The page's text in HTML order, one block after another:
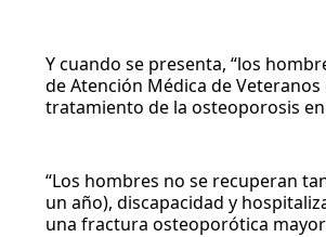
Y cuando se presenta, “los
de Atención Médica de
tratamiento de la osteoporosis
“Los hombres no se recuperan
un año), discapacidad y
una fractura osteoporótica